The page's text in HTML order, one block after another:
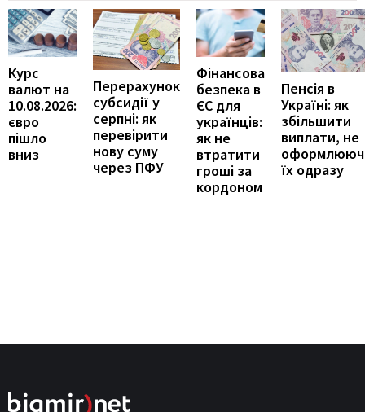
Курс
валют на
10.08.2026:
євро
пішло
вниз
Перерахунок
субсидії у
серпні: як
перевірити
нову суму
через ПФУ
Фінансова
безпека в
ЄС для
українців:
як не
втратити
гроші за
кордоном
Пенсія в
Україні: як
збільшити
виплати, не
їх одразу